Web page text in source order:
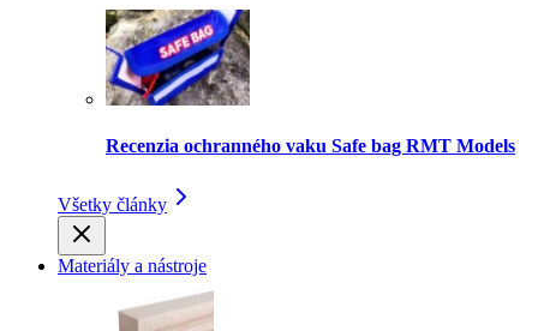
Recenzia ochranného vaku Safe bag RMT Models
Všetky články
Materiály a nástroje